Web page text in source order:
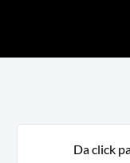
Da click